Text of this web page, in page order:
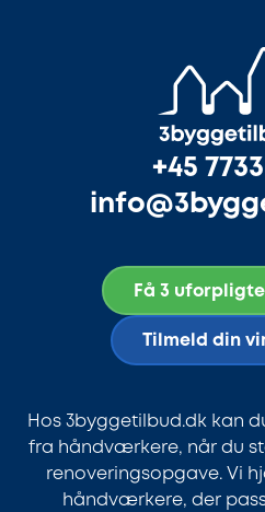
+45
Få 3
Tilmeld din
Hos 3byggetilbud.dk kan
fra håndværkere, når du
renoveringsopgave. Vi
håndværkere, der